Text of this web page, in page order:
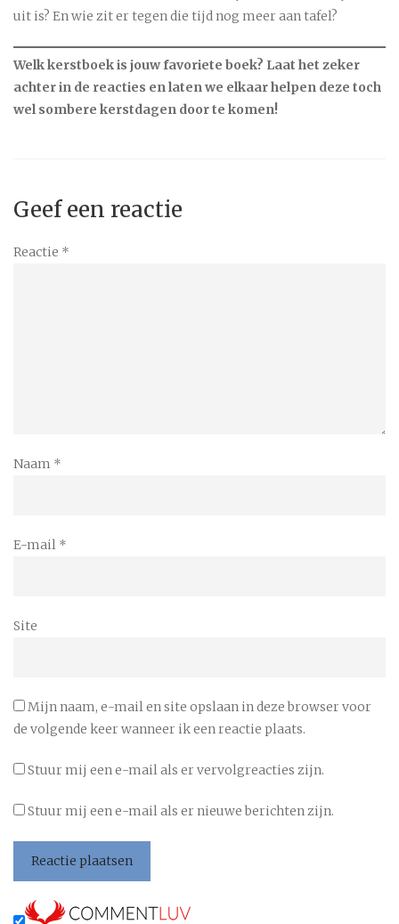
uit is? En wie zit er tegen die tijd nog meer aan tafel?
Welk kerstboek is jouw favoriete boek? Laat het zeker
achter in de reacties en laten we elkaar helpen deze toch
wel sombere kerstdagen door te komen!
Geef een reactie
Reactie *
Naam *
E-mail *
Site
Mijn naam, e-mail en site opslaan in deze browser voor
de volgende keer wanneer ik een reactie plaats.
Stuur mij een e-mail als er vervolgreacties zijn.
Stuur mij een e-mail als er nieuwe berichten zijn.